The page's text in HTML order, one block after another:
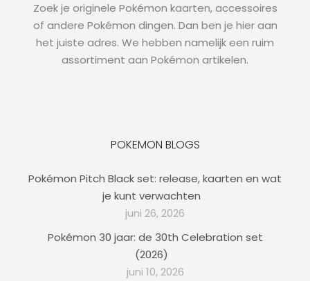
Zoek je originele Pokémon kaarten, accessoires
of andere Pokémon dingen. Dan ben je hier aan
het juiste adres. We hebben namelijk een ruim
assortiment aan Pokémon artikelen.
POKEMON BLOGS
Pokémon Pitch Black set: release, kaarten en wat
je kunt verwachten
juni 26, 2026
Pokémon 30 jaar: de 30th Celebration set
(2026)
juni 10, 2026